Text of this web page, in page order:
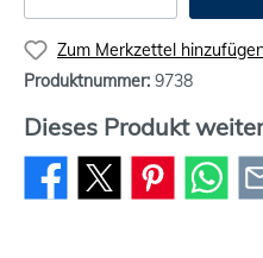
Zum Merkzettel
Produktnummer: 9738
Dieses Produkt